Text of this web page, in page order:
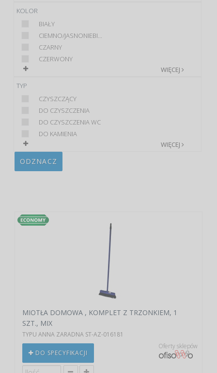
KOLOR
BIAŁY
CIEMNO/JASNONIEBI...
CZARNY
CZERWONY
WIĘCEJ
TYP
CZYSZCZĄCY
DO CZYSZCZENIA
DO CZYSZCZENIA WC
DO KAMIENIA
WIĘCEJ
ODZNACZ
MIOTŁA DOMOWA , KOMPLET Z TRZONKIEM, 1
SZT., MIX
TYPU ANNA ZARADNA ST-AZ-016181
DO SPECYFIKACJI
Oferty sklepów